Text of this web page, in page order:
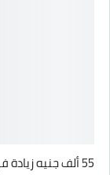
55 ألف جنيه زيادة في أسعار سيارات فيات 2022 بالسوق المصري